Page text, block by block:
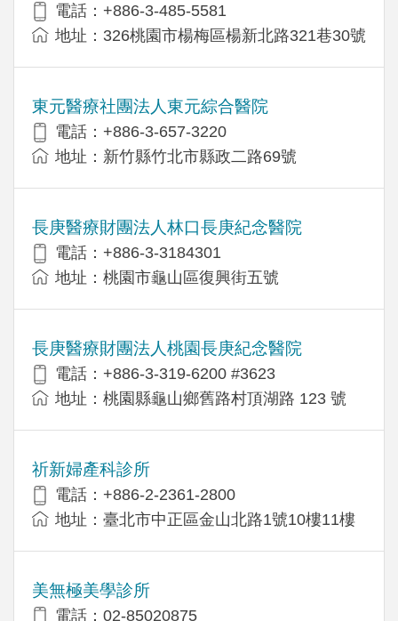
電話：+886-3-485-5581
地址：326桃園市楊梅區楊新北路321巷30號
東元醫療社團法人東元綜合醫院
電話：+886-3-657-3220
地址：新竹縣竹北市縣政二路69號
長庚醫療財團法人林口長庚紀念醫院
電話：+886-3-3184301
地址：桃園市龜山區復興街五號
長庚醫療財團法人桃園長庚紀念醫院
電話：+886-3-319-6200 #3623
地址：桃園縣龜山鄉舊路村頂湖路 123 號
祈新婦產科診所
電話：+886-2-2361-2800
地址：臺北市中正區金山北路1號10樓11樓
美無極美學診所
電話：02-85020875